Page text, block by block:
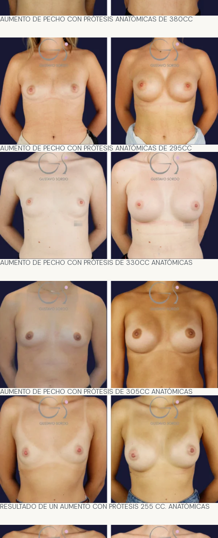
AUMENTO DE PECHO CON PRÓTESIS ANATÓMICAS DE 380CC
AUMENTO DE PECHO CON PRÓTESIS ANATÓMICAS DE 295CC
AUMENTO DE PECHO CON PRÓTESIS DE 330CC ANATÓMICAS
AUMENTO DE PECHO CON PRÓTESIS DE 305CC ANATÓMICAS
RESULTADO DE UN AUMENTO CON PRÓTESIS 255 CC. ANATÓMICAS